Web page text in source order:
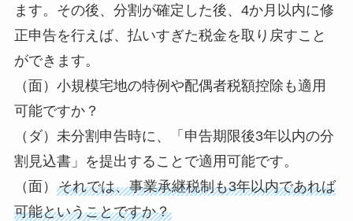
ます。その後、分割が確定した後、4か月以内に修
正申告を行えば、払いすぎた税金を取り戻すこと
ができます。
（面）小規模宅地の特例や配偶者税額控除も適用
可能ですか？
（ダ）未分割申告時に、「申告期限後3年以内の分
割見込書」を提出することで適用可能です。
（面） それでは、事業承継税制も3年以内であれば
可能ということですか？